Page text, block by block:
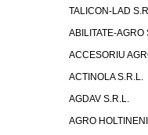
TALICON-LAD
ABILITATE-AGRO
ACCESORIU
ACTINOLA S.R.L.
AGDAV S.R.L.
AGRO